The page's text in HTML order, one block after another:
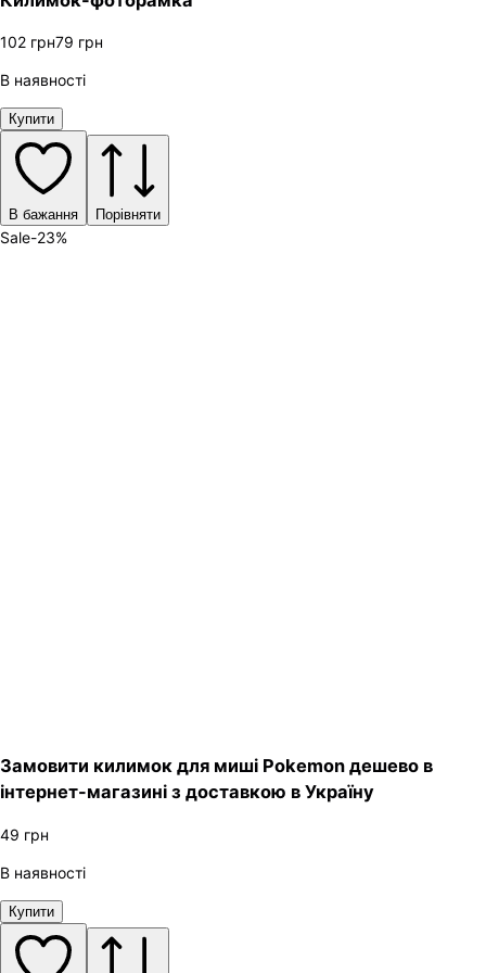
102 грн79 грн
В наявності
Купити
В бажання Порівняти
Sale-23%
Замовити килимок для миші Pokemon дешево в
інтернет-магазині з доставкою в Україну
49 грн
В наявності
Купити